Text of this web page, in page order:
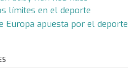
límites en el deporte
Europa apuesta por el deporte